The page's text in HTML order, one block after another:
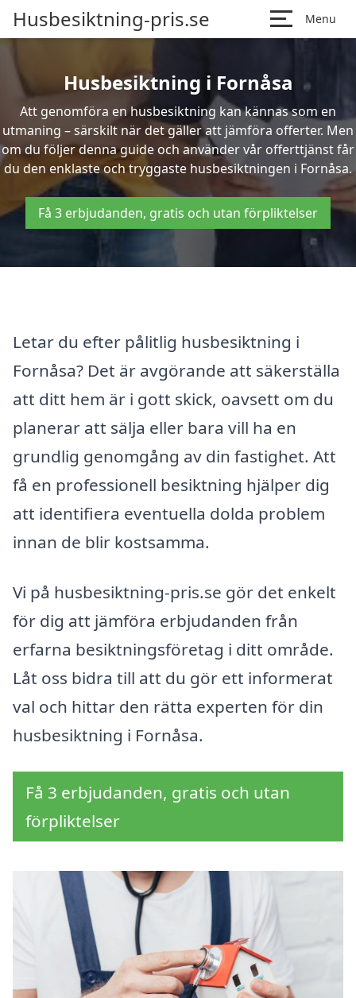
Husbesiktning-pris.se Menu
Husbesiktning i Fornåsa
Att genomföra en husbesiktning kan kännas som en
utmaning – särskilt när det gäller att jämföra offerter. Men
om du följer denna guide och använder vår offerttjänst får
du den enklaste och tryggaste husbesiktningen i Fornåsa.
Få 3 erbjudanden, gratis och utan förpliktelser
Letar du efter pålitlig husbesiktning i
Fornåsa? Det är avgörande att säkerställa
att ditt hem är i gott skick, oavsett om du
planerar att sälja eller bara vill ha en
grundlig genomgång av din fastighet. Att
få en professionell besiktning hjälper dig
att identifiera eventuella dolda problem
innan de blir kostsamma.
Vi på husbesiktning-pris.se gör det enkelt
för dig att jämföra erbjudanden från
erfarna besiktningsföretag i ditt område.
Låt oss bidra till att du gör ett informerat
val och hittar den rätta experten för din
husbesiktning i Fornåsa.
Få 3 erbjudanden, gratis och utan
förpliktelser